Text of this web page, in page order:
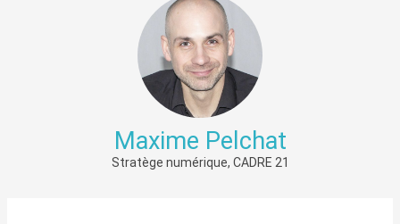
Maxime Pelchat
Stratège numérique, CADRE 21